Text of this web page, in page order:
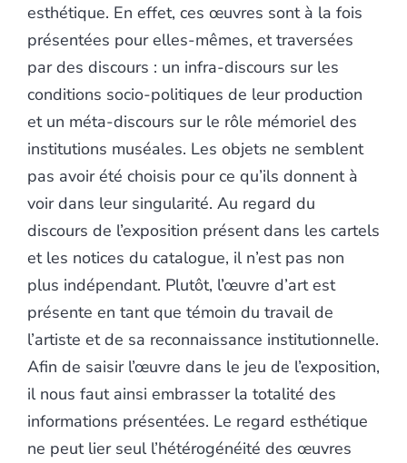
esthétique. En effet, ces œuvres sont à la fois
présentées pour elles-mêmes, et traversées
par des discours : un infra-discours sur les
conditions socio-politiques de leur production
et un méta-discours sur le rôle mémoriel des
institutions muséales. Les objets ne semblent
pas avoir été choisis pour ce qu’ils donnent à
voir dans leur singularité. Au regard du
discours de l’exposition présent dans les cartels
et les notices du catalogue, il n’est pas non
plus indépendant. Plutôt, l’œuvre d’art est
présente en tant que témoin du travail de
l’artiste et de sa reconnaissance institutionnelle.
Afin de saisir l’œuvre dans le jeu de l’exposition,
il nous faut ainsi embrasser la totalité des
informations présentées. Le regard esthétique
ne peut lier seul l’hétérogénéité des œuvres